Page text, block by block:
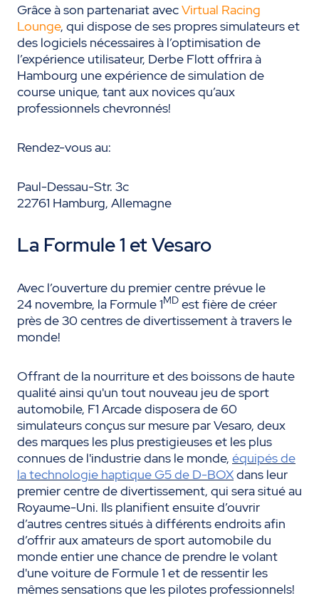
Grâce à son partenariat avecVirtual Racing
Lounge, qui dispose de ses propres simulateurs et
des logiciels nécessaires à l’optimisation de
l’expérience utilisateur, Derbe Flott offrira à
Hambourg une expérience de simulation de
course unique, tant aux novices qu’aux
professionnels chevronnés!
Rendez-vous au:
Paul-Dessau-Str. 3c
22761 Hamburg, Allemagne
La Formule 1 et Vesaro
Avec l’ouverture du premier centre prévue le
24 novembre, la Formule 1MD est fière de créer
près de 30 centres de divertissement à travers le
monde!
Offrant de la nourriture et des boissons de haute
qualité ainsi qu'un tout nouveau jeu de sport
automobile, F1 Arcade disposera de 60
simulateurs conçus sur mesure par Vesaro, deux
des marques les plus prestigieuses et les plus
connues de l'industrie dans le monde, équipés de
la technologie haptique G5 de D-BOXdans leur
premier centre de divertissement, qui sera situé au
Royaume-Uni. Ils planifient ensuite d’ouvrir
d’autres centres situés à différents endroits afin
d’offrir aux amateurs de sport automobile du
monde entier une chance de prendre le volant
d'une voiture de Formule 1 et de ressentir les
mêmes sensations que les pilotes professionnels!